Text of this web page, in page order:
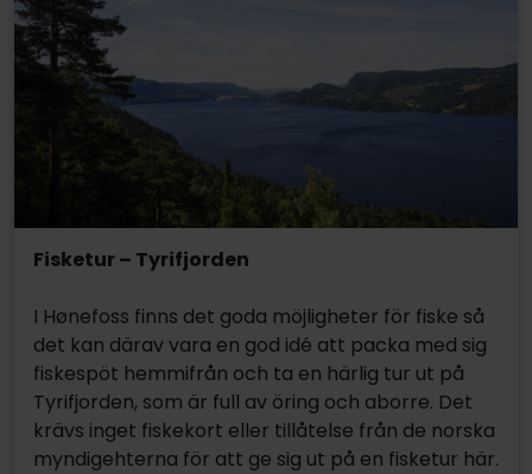
Fisketur – Tyrifjorden
I Hønefoss finns det goda möjligheter för fiske så
det kan därav vara en god idé att packa med sig
fiskespöt hemmifrån och ta en härlig tur ut på
Tyrifjorden, som är full av öring och aborre. Det
krävs inget fiskekort eller tillåtelse från de norska
myndigehterna för att ge sig ut på en fisketur här.